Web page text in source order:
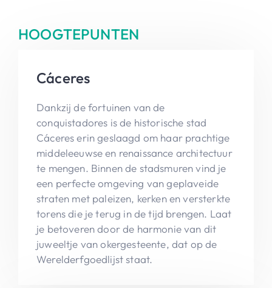
HOOGTEPUNTEN
Cáceres
Dankzij de fortuinen van de
conquistadores is de historische stad
Cáceres erin geslaagd om haar prachtige
middeleeuwse en renaissance architectuur
te mengen. Binnen de stadsmuren vind je
een perfecte omgeving van geplaveide
straten met paleizen, kerken en versterkte
torens die je terug in de tijd brengen. Laat
je betoveren door de harmonie van dit
juweeltje van okergesteente, dat op de
Werelderfgoedlijst staat.